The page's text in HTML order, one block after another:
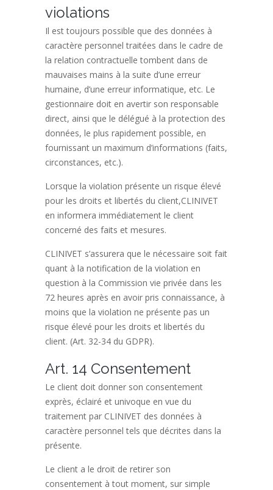
violations
Il est toujours possible que des données à
caractère personnel traitées dans le cadre de
la relation contractuelle tombent dans de
mauvaises mains à la suite d’une erreur
humaine, d’une erreur informatique, etc. Le
gestionnaire doit en avertir son responsable
direct, ainsi que le délégué à la protection des
données, le plus rapidement possible, en
fournissant un maximum d’informations (faits,
circonstances, etc.).
Lorsque la violation présente un risque élevé
pour les droits et libertés du client,CLINIVET
en informera immédiatement le client
concerné des faits et mesures.
CLINIVET s’assurera que le nécessaire soit fait
quant à la notification de la violation en
question à la Commission vie privée dans les
72 heures après en avoir pris connaissance, à
moins que la violation ne présente pas un
risque élevé pour les droits et libertés du
client. (Art. 32-34 du GDPR).
Art. 14 Consentement
Le client doit donner son consentement
exprès, éclairé et univoque en vue du
traitement par CLINIVET des données à
caractère personnel tels que décrites dans la
présente.
Le client a le droit de retirer son
consentement à tout moment, sur simple